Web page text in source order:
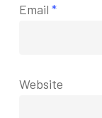
Email *
Website